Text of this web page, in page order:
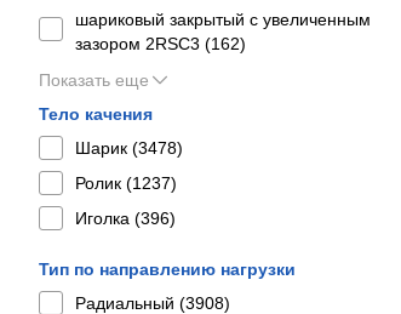
шариковый закрытый с увеличенным
зазором 2RSС3 (162)
Показать еще
Тело качения
Шарик (3478)
Ролик (1237)
Иголка (396)
Тип по направлению нагрузки
Радиальный (3908)